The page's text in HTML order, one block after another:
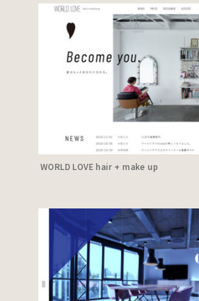
WORLD LOVE hair + make up